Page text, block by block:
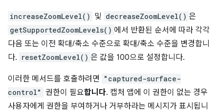
increaseZoomLevel() 및 decreaseZoomLevel() 은
getSupportedZoomLevels() 에서 반환된 순서에 따라 각각
다음 또는 이전 확대/축소 수준으로 확대/축소 수준을 변경합니
다. resetZoomLevel() 은 값을 100으로 설정합니다.
이러한 메서드를 호출하려면
"captured-surface-
control" 권한이 필요합니다. 캡처 앱에 이 권한이 없는 경우
사용자에게 권한을 부여하거나 거부하라는 메시지가 표시됩니